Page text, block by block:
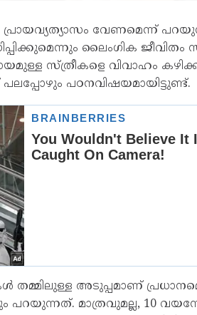
പ്രായവ്യത്യാസം വേണമെന്ന്
ലൈംഗിക
സ്ത്രീകളെ വിവാഹം
പഠനവിഷയമായിട്ടുണ്ട്.
തമ്മിലുള്ള അടുപ്പമാണ്
പറയുന്നത്. മാത്രവുമല്ല, 10